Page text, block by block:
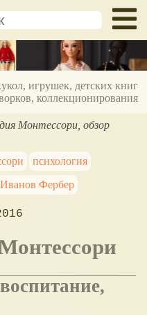
игрушек, детских книг
коллекционирования
Монтессори, обзор
психология
Фербер